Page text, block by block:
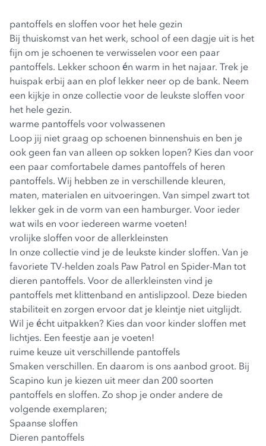
pantoffels en sloffen voor het hele gezin
Bij thuiskomst van het werk, school of een dagje uit is het
fijn om je schoenen te verwisselen voor een paar
pantoffels. Lekker schoon én warm in het najaar. Trek je
huispak erbij aan en plof lekker neer op de bank. Neem
een kijkje in onze collectie voor de leukste sloffen voor
het hele gezin.
warme pantoffels voor volwassenen
Loop jij niet graag op schoenen binnenshuis en ben je
ook geen fan van alleen op sokken lopen? Kies dan voor
een paar comfortabele dames pantoffels of heren
pantoffels. Wij hebben ze in verschillende kleuren,
maten, materialen en uitvoeringen. Van simpel zwart tot
lekker gek in de vorm van een hamburger. Voor ieder
wat wils en voor iedereen warme voeten!
vrolijke sloffen voor de allerkleinsten
In onze collectie vind je de leukste kinder sloffen. Van je
favoriete TV-helden zoals Paw Patrol en Spider-Man tot
dieren pantoffels. Voor de allerkleinsten vind je
pantoffels met klittenband en antislipzool. Deze bieden
stabiliteit en zorgen ervoor dat je kleintje niet uitglijdt.
Wil je écht uitpakken? Kies dan voor kinder sloffen met
lichtjes. Een feestje aan je voeten!
ruime keuze uit verschillende pantoffels
Smaken verschillen. En daarom is ons aanbod groot. Bij
Scapino kun je kiezen uit meer dan 200 soorten
pantoffels en sloffen. Zo shop je onder andere de
volgende exemplaren;
Spaanse sloffen
Dieren pantoffels